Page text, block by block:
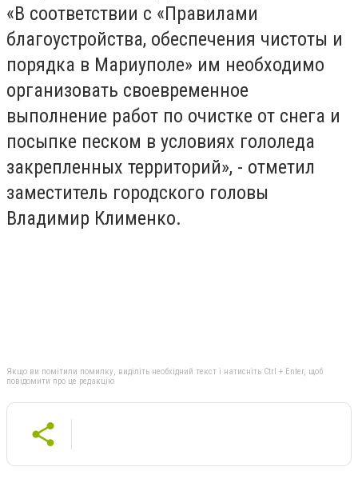
«В соответствии с «Правилами
благоустройства, обеспечения чистоты и
порядка в Мариуполе» им необходимо
организовать своевременное
выполнение работ по очистке от снега и
посыпке песком в условиях гололеда
закрепленных территорий», - отметил
заместитель городского головы
Владимир Клименко.
Якщо ви помітили помилку, виділіть необхідний текст і натисніть Ctrl + Enter, щоб
повідомити про це редакцію